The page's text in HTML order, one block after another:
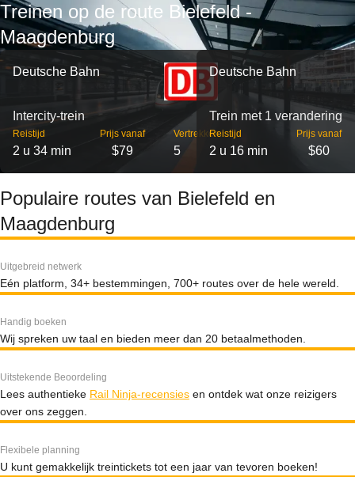
Treinen op de route Bielefeld -
Maagdenburg
Deutsche Bahn
Intercity-trein
Reistijd
2 u 34 min
Prijs vanaf
$79
Vertrekken
5
Deutsche Bahn
Trein met 1 verandering
Reistijd
2 u 16 min
Prijs vanaf
$60
Populaire routes van Bielefeld en
Maagdenburg
Uitgebreid netwerk
Eén platform, 34+ bestemmingen, 700+ routes over de hele wereld.
Handig boeken
Wij spreken uw taal en bieden meer dan 20 betaalmethoden.
Uitstekende Beoordeling
Lees authentieke Rail Ninja-recensies en ontdek wat onze reizigers
over ons zeggen.
Flexibele planning
U kunt gemakkelijk treintickets tot een jaar van tevoren boeken!